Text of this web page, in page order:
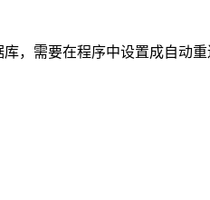
，需要在程序中设置成自动重